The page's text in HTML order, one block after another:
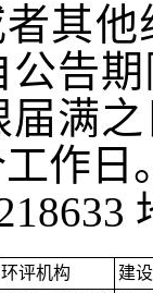
其
告
满
作日
环评机构
建